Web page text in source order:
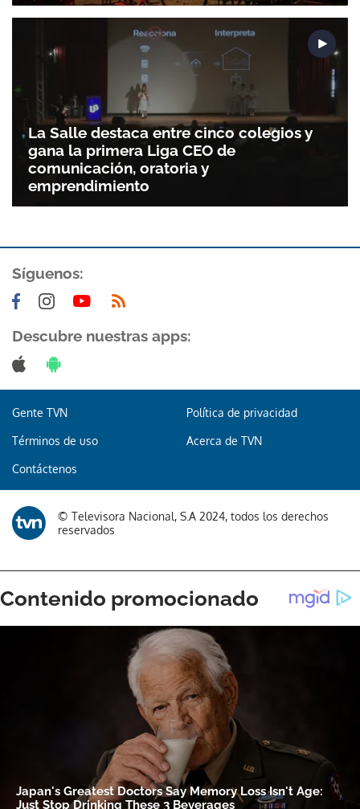
La Salle destaca entre cinco colegios y
gana la primera Liga CEO de
comunicación, oratoria y
emprendimiento
Síguenos:
Descubre nuestras apps:
Gente TVN Política de privacidad
Términos de uso Acerca de TVN
Contáctenos
© Televisora Nacional, S.A 2024, todos los derechos
reservados